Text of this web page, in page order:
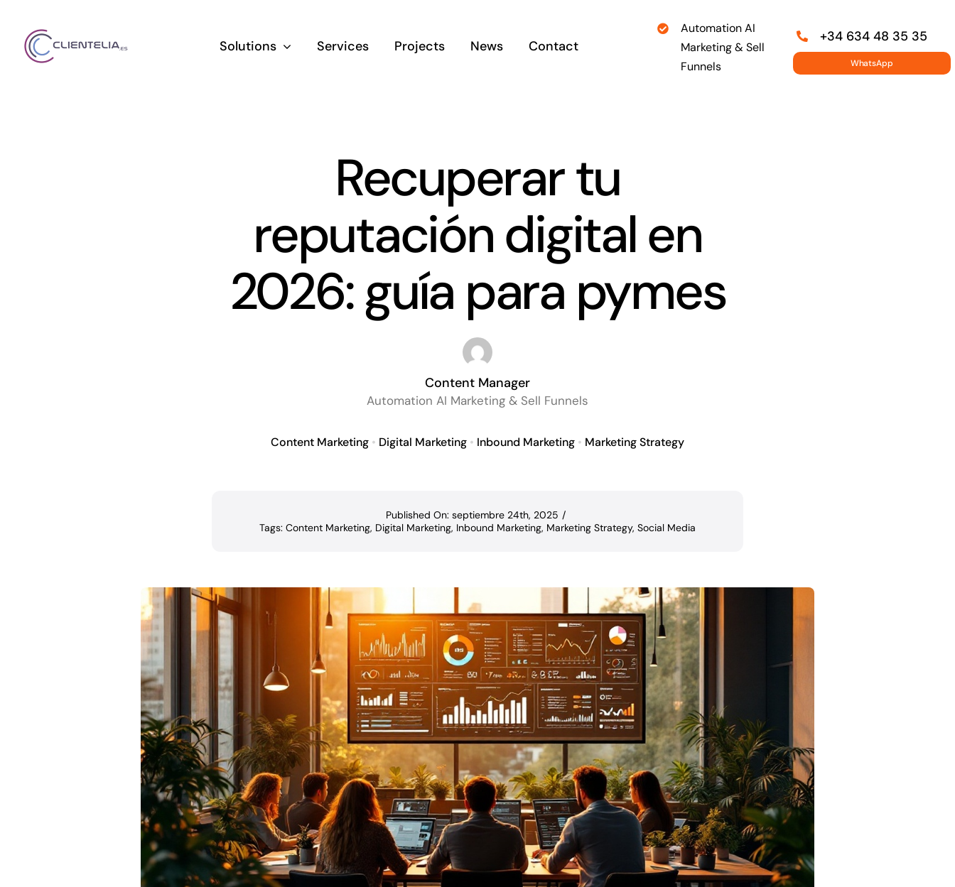
contenido
Solutions Services Projects News Contact
Automation AI
Marketing & Sell
Funnels
+34 634 48 35 35
WhatsApp
Recuperar tu
reputación digital en
2026: guía para pymes
Content Manager
Automation AI Marketing & Sell Funnels
Content Marketing• Digital Marketing• Inbound Marketing• Marketing Strategy
Published On: septiembre 24th, 2025 /
Tags: Content Marketing, Digital Marketing, Inbound Marketing, Marketing Strategy, Social Media